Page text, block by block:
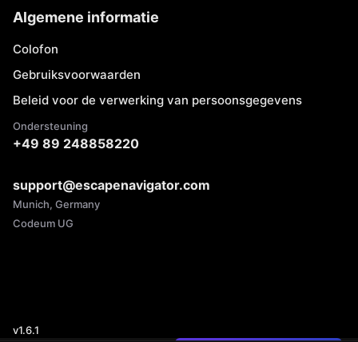
Algemene informatie
Colofon
Gebruiksvoorwaarden
Beleid voor de verwerking van persoonsgegevens
Ondersteuning
+49 89 248858220
support@escapenavigator.com
Munich, Germany
Codeum UG
v1.6.1